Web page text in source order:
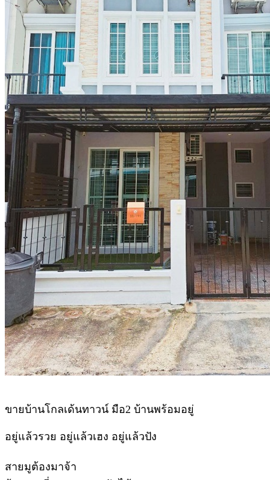
ขายบ้านโกลเด้นทาวน์ มือ2 บ้านพร้อมอยู่
อยู่แล้วรวย อยู่แล้วเฮง อยู่แล้วปัง
สายมูต้องมาจ้า